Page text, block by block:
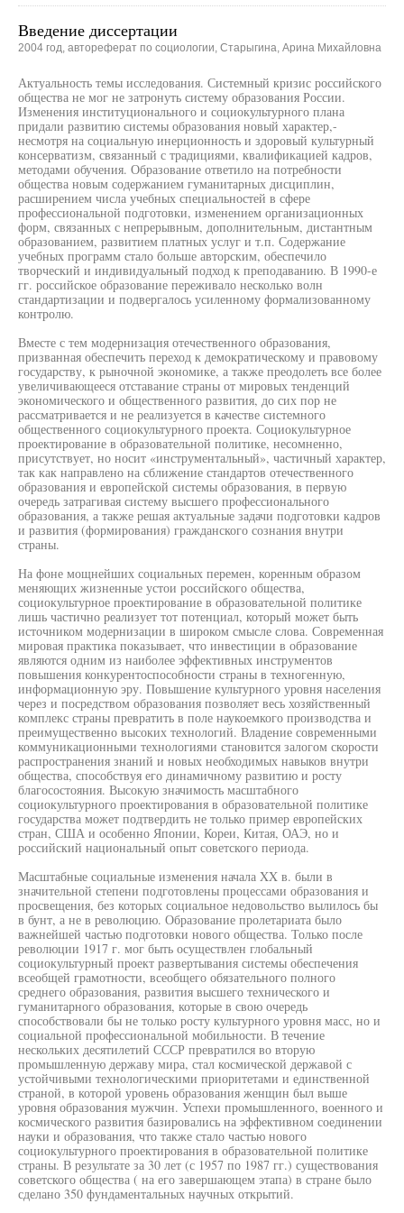
Введение диссертации
2004 год, автореферат по социологии, Старыгина, Арина Михайловна
Актуальность темы исследования. Системный кризис российского
общества не мог не затронуть систему образования России.
Изменения институционального и социокультурного плана
придали развитию системы образования новый характер,-
несмотря на социальную инерционность и здоровый культурный
консерватизм, связанный с традициями, квалификацией кадров,
методами обучения. Образование ответило на потребности
общества новым содержанием гуманитарных дисциплин,
расширением числа учебных специальностей в сфере
профессиональной подготовки, изменением организационных
форм, связанных с непрерывным, дополнительным, дистантным
образованием, развитием платных услуг и т.п. Содержание
учебных программ стало больше авторским, обеспечило
творческий и индивидуальный подход к преподаванию. В 1990-е
гг. российское образование переживало несколько волн
стандартизации и подвергалось усиленному формализованному
контролю.
Вместе с тем модернизация отечественного образования,
призванная обеспечить переход к демократическому и правовому
государству, к рыночной экономике, а также преодолеть все более
увеличивающееся отставание страны от мировых тенденций
экономического и общественного развития, до сих пор не
рассматривается и не реализуется в качестве системного
общественного социокультурного проекта. Социокультурное
проектирование в образовательной политике, несомненно,
присутствует, но носит «инструментальный», частичный характер,
так как направлено на сближение стандартов отечественного
образования и европейской системы образования, в первую
очередь затрагивая систему высшего профессионального
образования, а также решая актуальные задачи подготовки кадров
и развития (формирования) гражданского сознания внутри
страны.
На фоне мощнейших социальных перемен, коренным образом
меняющих жизненные устои российского общества,
социокультурное проектирование в образовательной политике
лишь частично реализует тот потенциал, который может быть
источником модернизации в широком смысле слова. Современная
мировая практика показывает, что инвестиции в образование
являются одним из наиболее эффективных инструментов
повышения конкурентоспособности страны в техногенную,
информационную эру. Повышение культурного уровня населения
через и посредством образования позволяет весь хозяйственный
комплекс страны превратить в поле наукоемкого производства и
преимущественно высоких технологий. Владение современными
коммуникационными технологиями становится залогом скорости
распространения знаний и новых необходимых навыков внутри
общества, способствуя его динамичному развитию и росту
благосостояния. Высокую значимость масштабного
социокультурного проектирования в образовательной политике
государства может подтвердить не только пример европейских
стран, США и особенно Японии, Кореи, Китая, ОАЭ, но и
российский национальный опыт советского периода.
Масштабные социальные изменения начала XX в. были в
значительной степени подготовлены процессами образования и
просвещения, без которых социальное недовольство вылилось бы
в бунт, а не в революцию. Образование пролетариата было
важнейшей частью подготовки нового общества. Только после
революции 1917 г. мог быть осуществлен глобальный
социокультурный проект развертывания системы обеспечения
всеобщей грамотности, всеобщего обязательного полного
среднего образования, развития высшего технического и
гуманитарного образования, которые в свою очередь
способствовали бы не только росту культурного уровня масс, но и
социальной профессиональной мобильности. В течение
нескольких десятилетий СССР превратился во вторую
промышленную державу мира, стал космической державой с
устойчивыми технологическими приоритетами и единственной
страной, в которой уровень образования женщин был выше
уровня образования мужчин. Успехи промышленного, военного и
космического развития базировались на эффективном соединении
науки и образования, что также стало частью нового
социокультурного проектирования в образовательной политике
страны. В результате за 30 лет (с 1957 по 1987 гг.) существования
советского общества ( на его завершающем этапа) в стране было
сделано 350 фундаментальных научных открытий.